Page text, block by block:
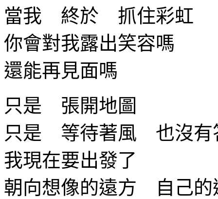
當我 終於 抓住彩虹
你會對我露出笑容嗎
還能再見面嗎
只是 張開地圖
只是 等待著風 也沒有
我現在要出發了
朝向想像的遠方 自己的